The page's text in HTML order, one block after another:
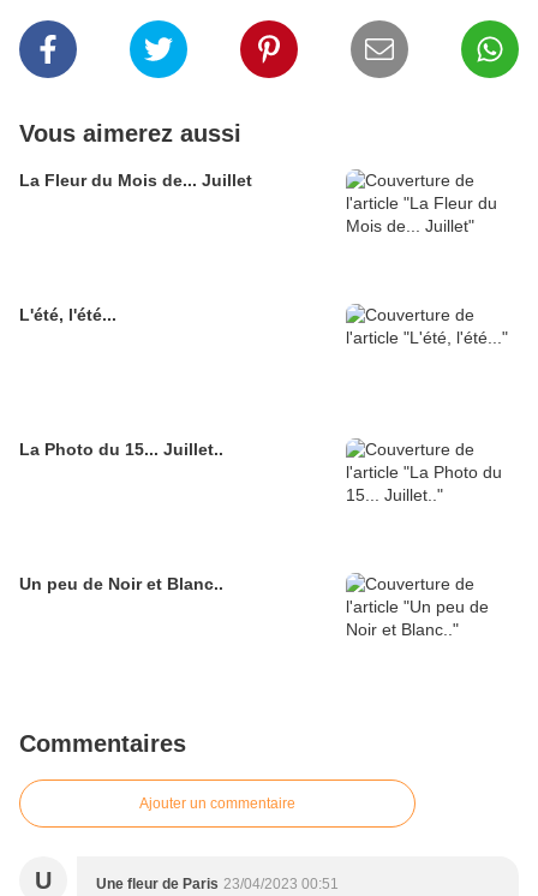
Vous aimerez aussi
La Fleur du Mois de... Juillet
L'été, l'été...
La Photo du 15... Juillet..
Un peu de Noir et Blanc..
Commentaires
Ajouter un commentaire
U Une fleur de Paris 23/04/2023 00:51